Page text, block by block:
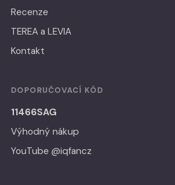
Recenze
TEREA a LEVIA
Kontakt
DOPORUČOVACÍ KÓD
11466SAG
Výhodný nákup
YouTube @iqfancz